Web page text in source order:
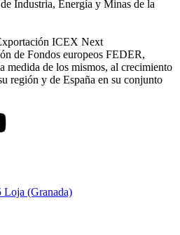
Industria, Energía y Minas de la
ICEX Next
de Fondos europeos FEDER,
medida de los mismos, al crecimiento
región y de España en su conjunto
Loja (Granada)